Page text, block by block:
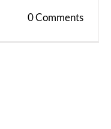
0 Comments